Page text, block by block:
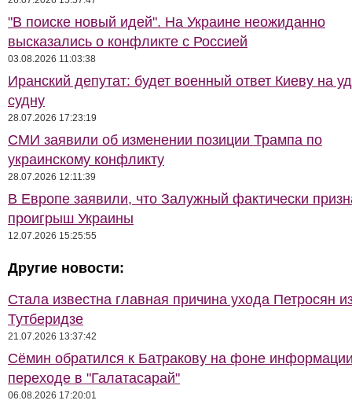
"В поиске новый идей". На Украине неожиданно
высказались о конфликте с Россией
03.08.2026 11:03:38
Иранский депутат: будет военный ответ Киеву на
судну
28.07.2026 17:23:19
СМИ заявили об изменении позиции Трампа по
украинскому конфликту
28.07.2026 12:11:39
В Европе заявили, что Залужный фактически
проигрыш Украины
12.07.2026 15:25:55
Другие новости:
Стала известна главная причина ухода Петросян
Тутберидзе
21.07.2026 13:37:42
Сёмин обратился к Батракову на фоне
переходе в "Галатасарай"
06.08.2026 17:20:01